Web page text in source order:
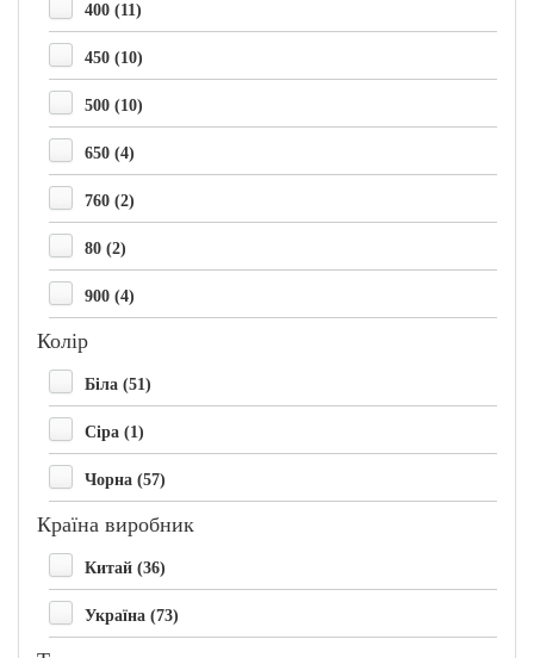
400 (11)
450 (10)
500 (10)
650 (4)
760 (2)
80 (2)
900 (4)
Колір
Біла (51)
Сіра (1)
Чорна (57)
Країна виробник
Китай (36)
Україна (73)